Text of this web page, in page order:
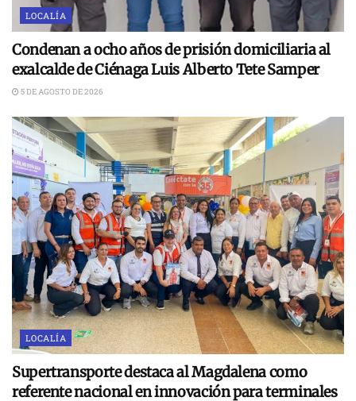
LOCALÍA
Condenan a ocho años de prisión domiciliaria al
exalcalde de Ciénaga Luis Alberto Tete Samper
5 DE AGOSTO DE 2026
LOCALÍA
Supertransporte destaca al Magdalena como
referente nacional en innovación para terminales